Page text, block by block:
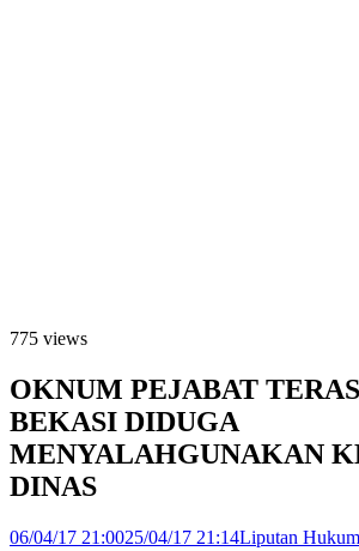
775 views
OKNUM PEJABAT
BEKASI DIDUGA
MENYALAHGUNAKAN
DINAS
06/04/17 21:0025/04/17 21:14Liputan Hukum